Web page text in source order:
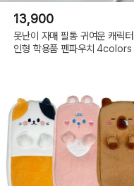
13,900
못난이 자매 필통 귀여운 캐릭터
인형 학용품 펜파우치 4colors